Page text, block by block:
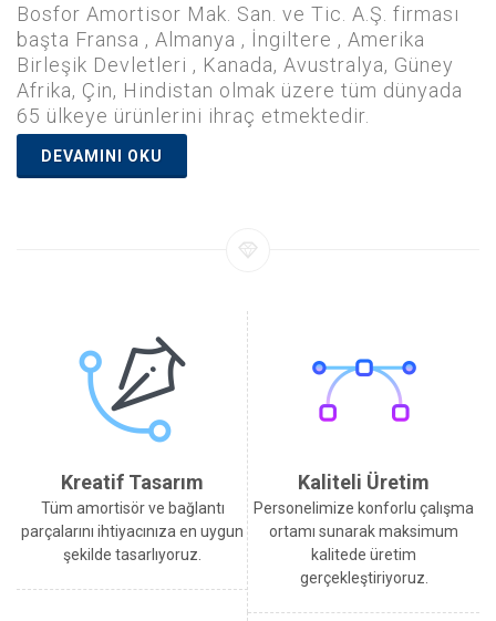
Bosfor Amortisor Mak. San. ve Tic. A.Ş. firması
başta Fransa , Almanya , İngiltere , Amerika
Birleşik Devletleri , Kanada, Avustralya, Güney
Afrika, Çin, Hindistan olmak üzere tüm dünyada
65 ülkeye ürünlerini ihraç etmektedir.
DEVAMINI OKU
Kreatif Tasarım
Tüm amortisör ve bağlantı
parçalarını ihtiyacınıza en uygun
şekilde tasarlıyoruz.
Kaliteli Üretim
Personelimize konforlu çalışma
ortamı sunarak maksimum
kalitede üretim
gerçekleştiriyoruz.